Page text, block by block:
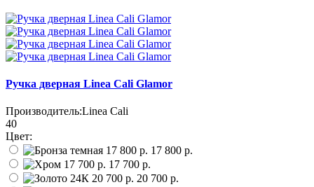
Ручка дверная Linea Cali Glamor
Производитель:Linea Cali
40
Цвет:
17 800 р.
17 700 р.
20 700 р.